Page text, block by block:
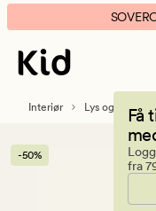
Premium
kubbelys
mørk
grå
banner.
Klikk
ESCAPE
pause.
Få
fra
Interiør Lys og duftlys
-50%